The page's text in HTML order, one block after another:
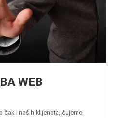
WEB
čak i naših klijenata, čujemo